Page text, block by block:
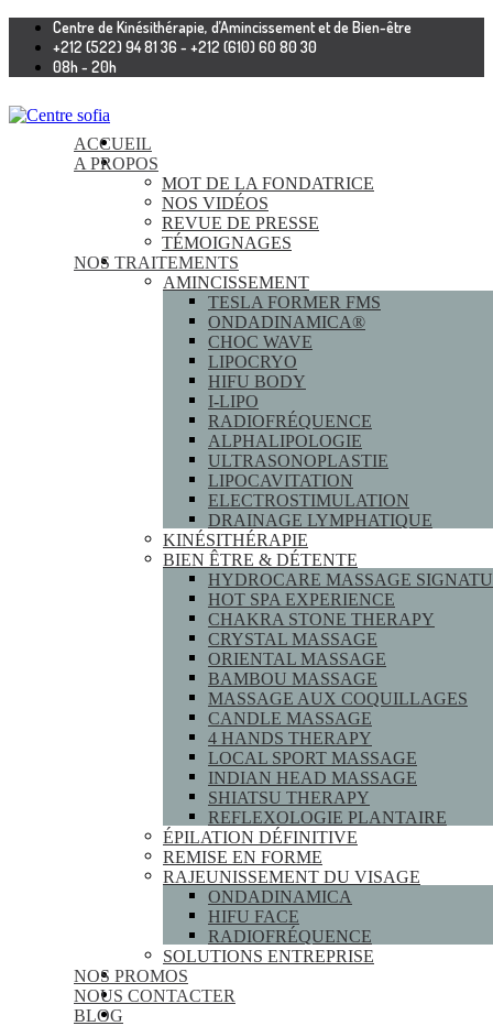
Centre de Kinésithérapie, d’Amincissement et de Bien-être
+212 (522) 94 81 36 - +212 (610) 60 80 30
08h - 20h
ACCUEIL
A PROPOS
MOT DE LA FONDATRICE
NOS VIDÉOS
REVUE DE PRESSE
TÉMOIGNAGES
NOS TRAITEMENTS
AMINCISSEMENT
TESLA FORMER FMS
ONDADINAMICA®
CHOC WAVE
LIPOCRYO
HIFU BODY
I-LIPO
RADIOFRÉQUENCE
ALPHALIPOLOGIE
ULTRASONOPLASTIE
LIPOCAVITATION
ELECTROSTIMULATION
DRAINAGE LYMPHATIQUE
KINÉSITHÉRAPIE
BIEN ÊTRE & DÉTENTE
HYDROCARE MASSAGE
HOT SPA EXPERIENCE
CHAKRA STONE THERAPY
CRYSTAL MASSAGE
ORIENTAL MASSAGE
BAMBOU MASSAGE
MASSAGE AUX COQUILLAGES
CANDLE MASSAGE
4 HANDS THERAPY
LOCAL SPORT MASSAGE
INDIAN HEAD MASSAGE
SHIATSU THERAPY
REFLEXOLOGIE PLANTAIRE
ÉPILATION DÉFINITIVE
REMISE EN FORME
RAJEUNISSEMENT DU VISAGE
ONDADINAMICA
HIFU FACE
RADIOFRÉQUENCE
SOLUTIONS ENTREPRISE
NOS PROMOS
NOUS CONTACTER
BLOG